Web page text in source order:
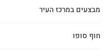
מבצעים במרכז העיר
חוף סופו